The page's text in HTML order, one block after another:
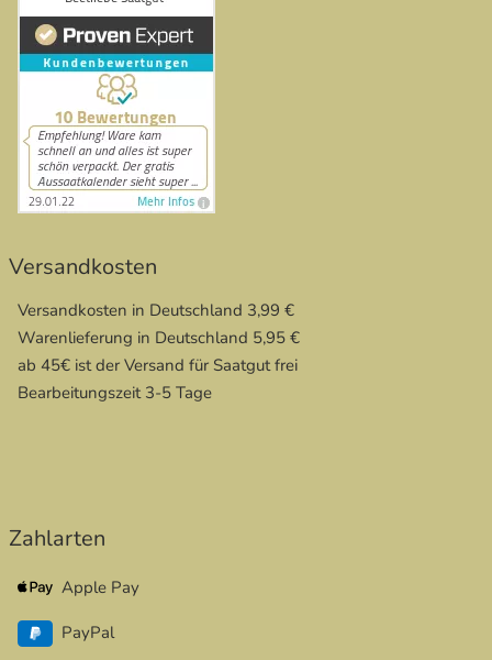
Versandkosten
Versandkosten in Deutschland 3,99 €
Warenlieferung in Deutschland 5,95 €
ab 45€ ist der Versand für Saatgut frei
Bearbeitungszeit 3-5 Tage
Zahlarten
Apple Pay
PayPal